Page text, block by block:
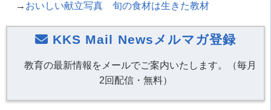
→ おいしい献立写真 旬の食材は生きた教材
KKS Mail Newsメルマガ登録
教育の最新情報をメールでご案内いたします。（毎月
2回配信・無料）